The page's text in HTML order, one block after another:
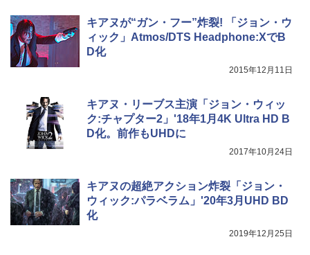
キアヌが“ガン・フー”炸裂! 「ジョン・ウ
ィック」Atmos/DTS Headphone:XでB
D化
2015年12月11日
キアヌ・リーブス主演「ジョン・ウィッ
ク:チャプター2」'18年1月4K Ultra HD B
D化。前作もUHDに
2017年10月24日
キアヌの超絶アクション炸裂「ジョン・
ウィック:パラベラム」'20年3月UHD BD
化
2019年12月25日